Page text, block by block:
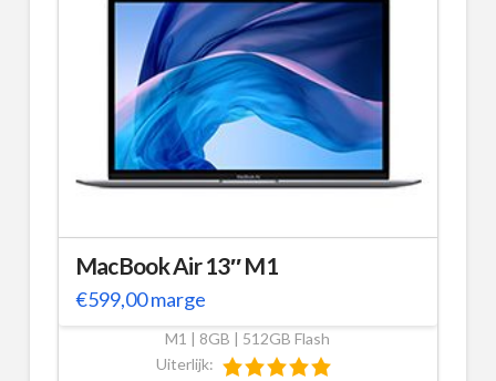
MacBook Air 13″ M1
€599,00marge
M1 | 8GB | 512GB Flash
Uiterlijk: